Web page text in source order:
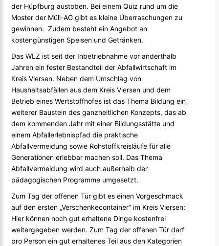
der Hüpfburg austoben. Bei einem Quiz rund um die
Moster der Müll-AG gibt es kleine Überraschungen zu
gewinnen. Zudem besteht ein Angebot an
kostengünstigen Speisen und Getränken.
Das WLZ ist seit der Inbetriebnahme vor anderthalb
Jahren ein fester Bestandteil der Abfallwirtschaft im
Kreis Viersen. Neben dem Umschlag von
Haushaltsabfällen aus dem Kreis Viersen und dem
Betrieb eines Wertstoffhofes ist das Thema Bildung ein
weiterer Baustein des ganzheitlichen Konzepts, das ab
dem kommenden Jahr mit einer Bildungsstätte und
einem Abfallerlebnispfad die praktische
Abfallvermeidung sowie Rohstoffkreisläufe für alle
Generationen erlebbar machen soll. Das Thema
Abfallvermeidung wird auch außerhalb der
pädagogischen Programme umgesetzt.
Zum Tag der offenen Tür gibt es einen Vorgeschmack
auf den ersten „Verschenkecontainer“ im Kreis Viersen:
Hier können noch gut erhaltene Dinge kostenfrei
weitergegeben werden. Zum Tag der offenen Tür darf
pro Person ein gut erhaltenes Teil aus den Kategorien